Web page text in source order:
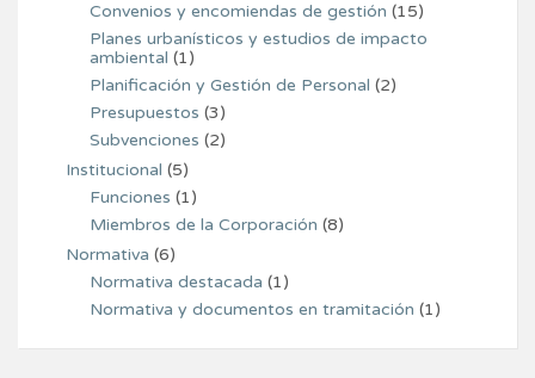
Convenios y encomiendas de gestión (15)
Planes urbanísticos y estudios de impacto
ambiental (1)
Planificación y Gestión de Personal (2)
Presupuestos (3)
Subvenciones (2)
Institucional (5)
Funciones (1)
Miembros de la Corporación (8)
Normativa (6)
Normativa destacada (1)
Normativa y documentos en tramitación (1)